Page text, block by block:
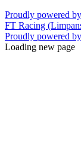
Proudly powered
FT Racing
Proudly powered
Loading new page